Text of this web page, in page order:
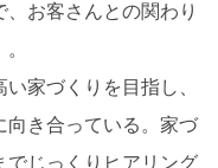
お客さんとの関わり
家づくりを目指し、
向き合っている。家づ
でじっくりヒアリング